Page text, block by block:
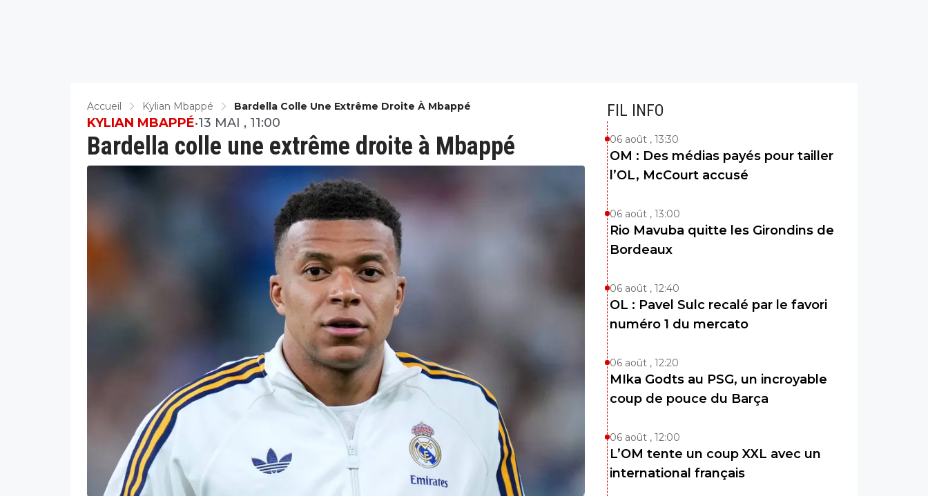
Accueil Kylian Mbappé Bardella Colle Une Extrême Droite À Mbappé
Bardella colle une extrême droite à Mbappé
KYLIAN MBAPPÉ•13 MAI , 11:00
FIL INFO
06 août , 13:30
OM : Des médias payés pour tailler
l’OL, McCourt accusé
06 août , 13:00
Rio Mavuba quitte les Girondins de
Bordeaux
06 août , 12:40
OL : Pavel Sulc recalé par le favori
numéro 1 du mercato
06 août , 12:20
MIka Godts au PSG, un incroyable
coup de pouce du Barça
06 août , 12:00
L’OM tente un coup XXL avec un
international français